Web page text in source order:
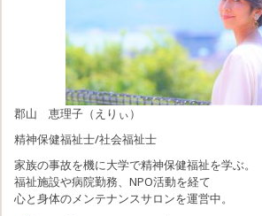
郡山 恵理子（えりぃ）
精神保健福祉士/社会福祉士
家族の事故を機に大学で精神保健福祉を学ぶ。
福祉施設や病院勤務、NPO活動を経て
心と身体のメンテナンスサロンを運営中。